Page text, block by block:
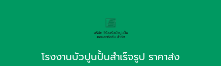
โรงงานบัวปูนปั้นสำเร็จรูป ราคาส่ง